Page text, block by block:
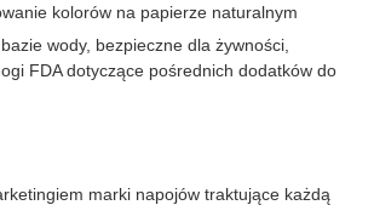
kolorów na papierze naturalnym
wody, bezpieczne dla żywności,
FDA dotyczące pośrednich dodatków do
marki napojów traktujące każdą